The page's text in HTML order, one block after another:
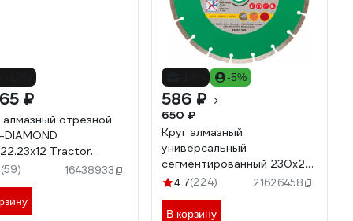
₽
отрезной
DIAMOND
Tractor
(59) 16438933
-5%
586 ₽
650 ₽
Круг алмазный
универсальный
сегментированный 230х22
мм ВОЛАТ 89010-230
4.7(224) 21626458
В корзину